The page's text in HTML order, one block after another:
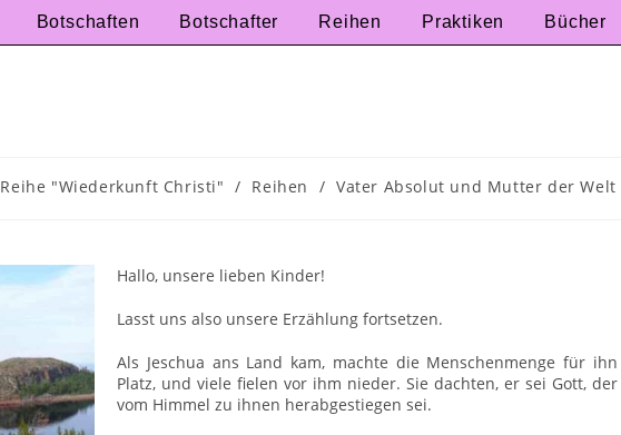
Botschaften Botschafter Reihen Praktiken Bücher
Reihe "Wiederkunft Christi" / Reihen / Vater Absolut und Mutter der Welt
Hallo, unsere lieben Kinder!
Lasst uns also unsere Erzählung fortsetzen.
Als Jeschua ans Land kam, machte die Menschenmenge für ihn
Platz, und viele fielen vor ihm nieder. Sie dachten, er sei Gott, der
vom Himmel zu ihnen herabgestiegen sei.